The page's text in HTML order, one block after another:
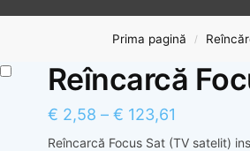
Prima pagină /
Reîncarcă
€ 2,58 – € 123,61
Reîncarcă Focus Sat (TV satelit)